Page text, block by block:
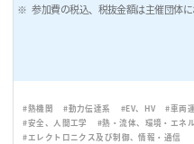
参加費の税込、税抜金額は主催団体に
#熱機関 #動力伝達系 #EV、HV
#車両
#安全、人間工学
#熱・流体、環境・エネ
#エレクトロニクス及び制御、情報・通信